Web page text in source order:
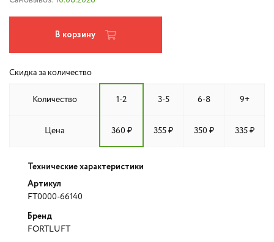
В корзину
Скидка за количество
Количество 1-2 3-5 6-8 9+
Цена 360 ₽ 355 ₽ 350 ₽ 335 ₽
Технические характеристики
Артикул
FT0000-66140
Бренд
FORTLUFT